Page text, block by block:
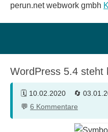
perun.net webwork gmbh
WordPress 5.4 steht
10.02.2020
6 Kommentare